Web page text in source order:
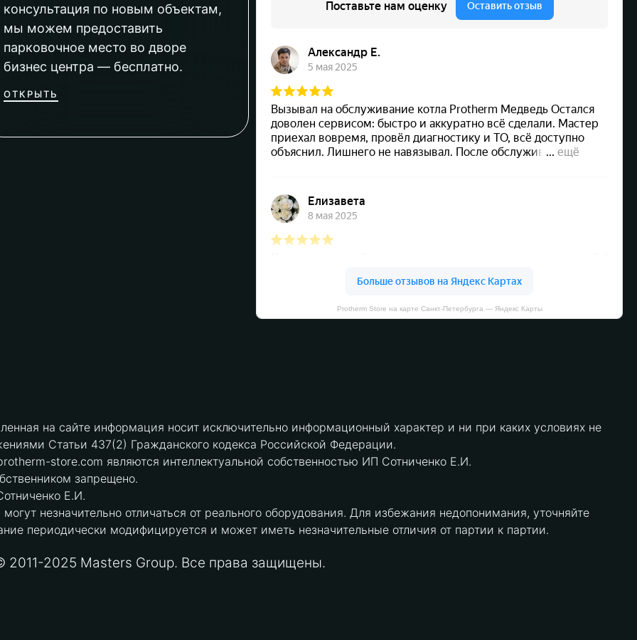
консультация по новым объектам,
мы можем предоставить
парковочное место во дворе
бизнес центра — бесплатно.
ОТКРЫТЬ
Protherm Store на карте Санкт‑Петербурга — Яндекс Карты
на сайте информация носит исключительно информационный характер и ни при каких условиях не
Статьи 437(2) Гражданского кодекса Российской Федерации.
store.com являются интеллектуальной собственностью ИП Сотниченко Е.И.
запрещено.
Е.И.
незначительно отличаться от реального оборудования. Для избежания недопонимания, уточняйте
периодически модифицируется и может иметь незначительные отличия от партии к партии.
2011-2025 Masters Group. Все права защищены.